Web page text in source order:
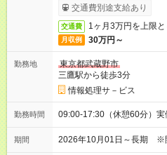
交通費別途支給あり
交通費 1ヶ月3万円を上限
月収例 30万円～
勤務地
東京都武蔵野市
三鷹駅から徒歩3分
情報処理サ－ビス
勤務時間 09:00-17:30（休憩60分）
期間 2026年10月01日～長期 ※